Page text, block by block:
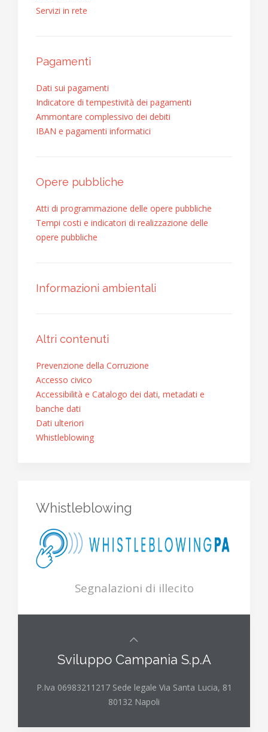
Servizi in rete
Pagamenti
Dati sui pagamenti
Indicatore di tempestività dei pagamenti
Ammontare complessivo dei debiti
IBAN e pagamenti informatici
Opere pubbliche
Atti di programmazione delle opere pubbliche
Tempi costi e indicatori di realizzazione delle
opere pubbliche
Informazioni ambientali
Altri contenuti
Prevenzione della Corruzione
Accesso civico
Accessibilità e Catalogo dei dati, metadati e
banche dati
Dati ulteriori
Whistleblowing
Whistleblowing
Segnalazioni di illecito
Sviluppo Campania S.p.A
P.Iva 06983211217 Sede legale Via Santa Lucia, 81
80132 Napoli